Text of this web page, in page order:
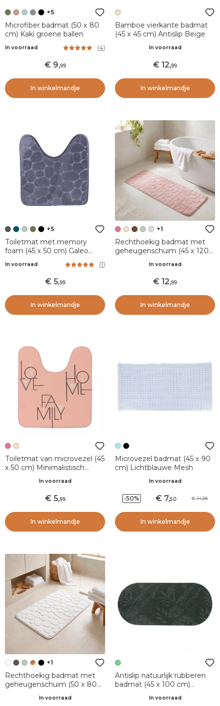
+5
Microfiber badmat (50 x 80
cm) Kaki groene ballen
In voorraad (4)
9,99
In winkelmandje
Bamboe vierkante badmat
(45 x 45 cm) Antislip Beige
In voorraad
12,99
In winkelmandje
+5
Toiletmat met memory
foam (45 x 50 cm) Galeo
In voorraad (1)
5,99
In winkelmandje
+1
Rechthoekig badmat met
geheugenschuim (45 x 120
In voorraad
12,99
In winkelmandje
Toiletmat van microvezel (45
x 50 cm) Minimalistisch
In voorraad
5,99
In winkelmandje
Microvezel badmat (45 x 90
cm) Lichtblauwe Mesh
In voorraad
-50% 7,50 14,99
In winkelmandje
+1
Rechthoekig badmat met
geheugenschuim (50 x 80
In voorraad
Antislip natuurlijk rubberen
badmat (45 x 100 cm)
In voorraad